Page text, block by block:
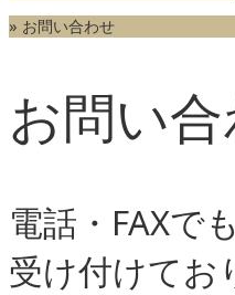
» お問い合わせ
お問い
電話・FAXで
受け付けてお